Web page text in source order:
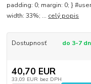
padding: 0; margin: 0; }
width: 33%; ... celý popis
Dostupnosť do 3-7
40,70 EUR
33,09 EUR bez DPH